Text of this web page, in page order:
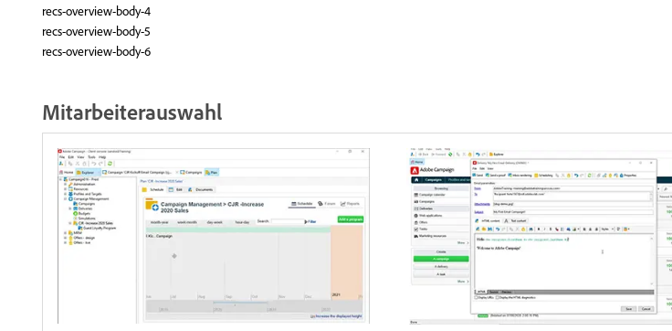
recs-overview-body-4
recs-overview-body-5
recs-overview-body-6
Mitarbeiterauswahl